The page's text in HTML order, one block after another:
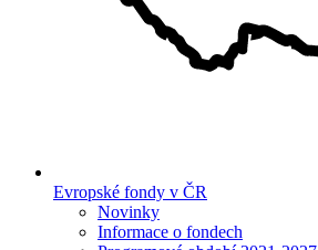
Evropské fondy v ČR
Novinky
Informace o fondech